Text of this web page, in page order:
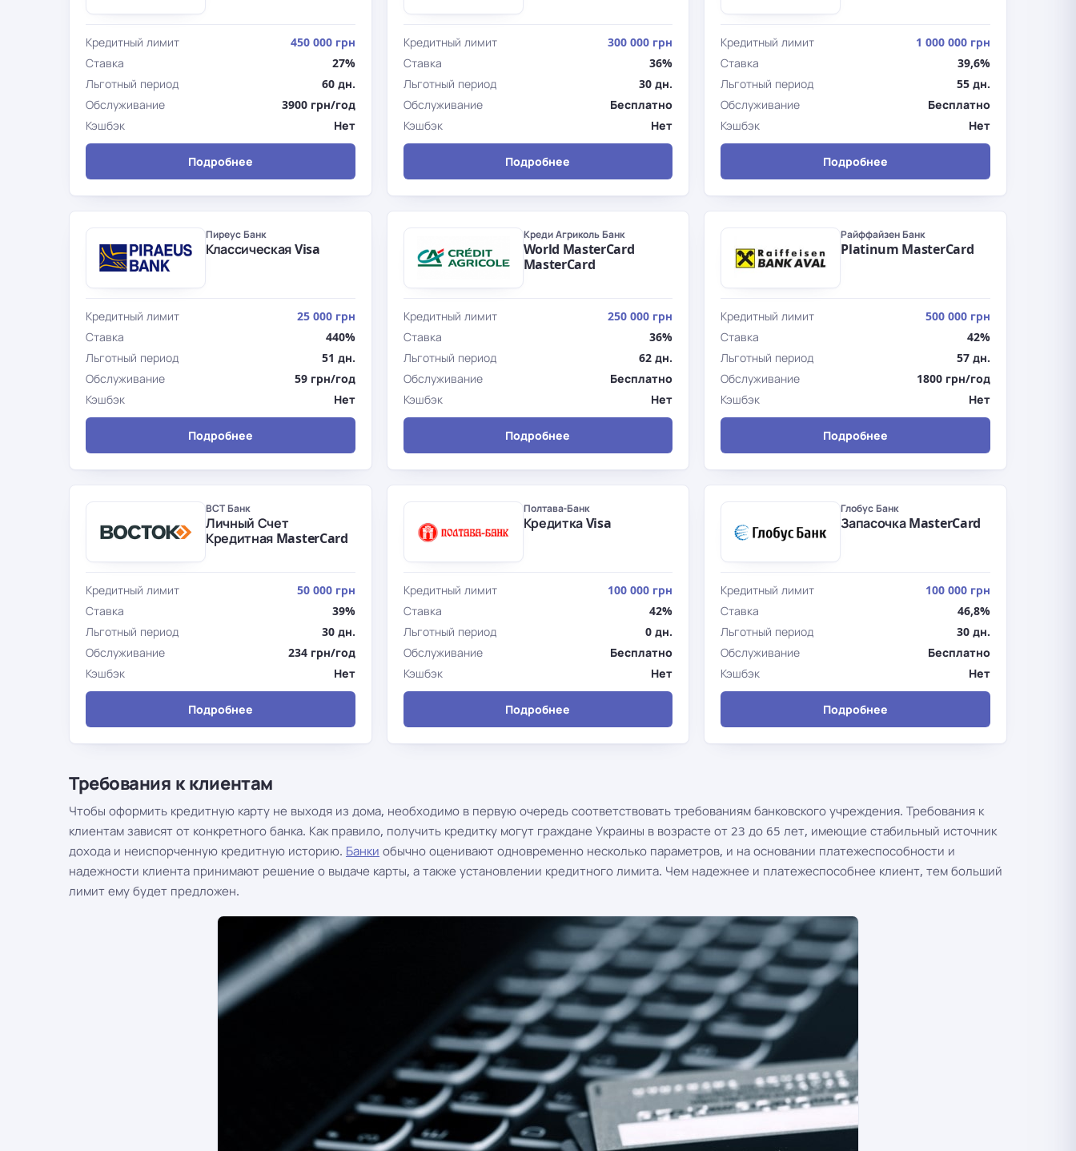
Кредитный лимит
450 000 грн
Ставка
27%
Льготный период
60 дн.
Обслуживание
3900 грн/год
Кэшбэк
Нет
Подробнее
Кредитный лимит
300 000 грн
Ставка
36%
Льготный период
30 дн.
Обслуживание
Бесплатно
Кэшбэк
Нет
Подробнее
Кредитный лимит
1 000 000 грн
Ставка
39,6%
Льготный период
55 дн.
Обслуживание
Бесплатно
Кэшбэк
Нет
Подробнее
Пиреус Банк
Классическая Visa
Кредитный лимит
25 000 грн
Ставка
440%
Льготный период
51 дн.
Обслуживание
59 грн/год
Кэшбэк
Нет
Подробнее
Креди Агриколь Банк
World MasterCard
MasterCard
Кредитный лимит
250 000 грн
Ставка
36%
Льготный период
62 дн.
Обслуживание
Бесплатно
Кэшбэк
Нет
Подробнее
Райффайзен Банк
Platinum MasterCard
Кредитный лимит
500 000 грн
Ставка
42%
Льготный период
57 дн.
Обслуживание
1800 грн/год
Кэшбэк
Нет
Подробнее
ВСТ Банк
Личный Счет
Кредитная MasterCard
Кредитный лимит
50 000 грн
Ставка
39%
Льготный период
30 дн.
Обслуживание
234 грн/год
Кэшбэк
Нет
Подробнее
Полтава-Банк
Кредитка Visa
Кредитный лимит
100 000 грн
Ставка
42%
Льготный период
0 дн.
Обслуживание
Бесплатно
Кэшбэк
Нет
Подробнее
Глобус Банк
Запасочка MasterCard
Кредитный лимит
100 000 грн
Ставка
46,8%
Льготный период
30 дн.
Обслуживание
Бесплатно
Кэшбэк
Нет
Подробнее
Требования к клиентам
Чтобы оформить кредитную карту не выходя из дома, необходимо в первую очередь соответствовать требованиям банковского учреждения. Требования к
клиентам зависят от конкретного банка. Как правило, получить кредитку могут граждане Украины в возрасте от 23 до 65 лет, имеющие стабильный источник
дохода и неиспорченную кредитную историю. Банки обычно оценивают одновременно несколько параметров, и на основании платежеспособности и
надежности клиента принимают решение о выдаче карты, а также установлении кредитного лимита. Чем надежнее и платежеспособнее клиент, тем больший
лимит ему будет предложен.